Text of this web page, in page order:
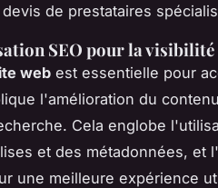
de prestataires
SEO pour la visibilité
web est essentielle pour
l'amélioration du
Cela englobe
et des métadonnées, et
une meilleure expérience